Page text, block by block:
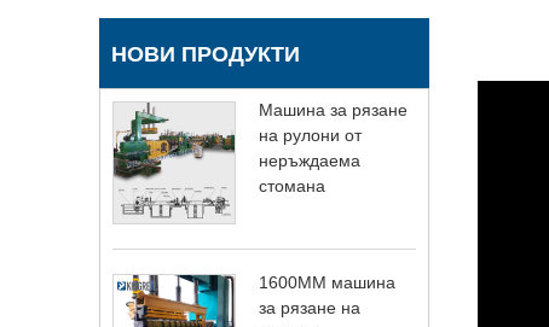
НОВИ ПРОДУКТИ
Машина за рязане
на рулони от
неръждаема
стомана
1600MM машина
за рязане на